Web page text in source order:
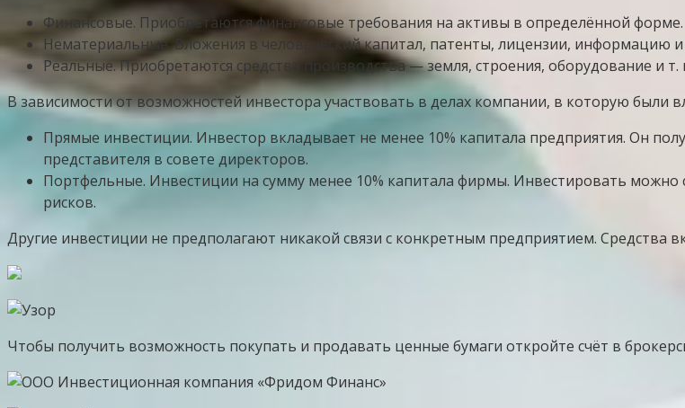
Финансовые. Приобретаются финансовые требования на активы в определённой форме.
Нематериальные. Вложения в человеческий капитал, патенты, лицензии, информацию и
Реальные. Приобретаются средства производства — земля, строения, оборудование и т.
В зависимости от возможностей инвестора участвовать в делах компании, в которую были
Прямые инвестиции. Инвестор вкладывает не менее 10% капитала предприятия. Он
представителя в совете директоров.
Портфельные. Инвестиции на сумму менее 10% капитала фирмы. Инвестировать
рисков.
Другие инвестиции не предполагают никакой связи с конкретным предприятием. Средства
Чтобы получить возможность покупать и продавать ценные бумаги откройте счёт в